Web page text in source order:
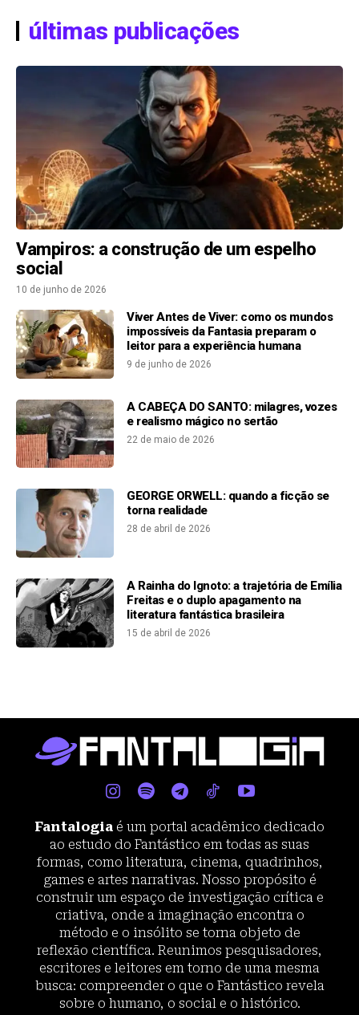
últimas publicações
Vampiros: a construção de um espelho
social
10 de junho de 2026
Viver Antes de Viver: como os mundos
impossíveis da Fantasia preparam o
leitor para a experiência humana
9 de junho de 2026
A CABEÇA DO SANTO: milagres, vozes
e realismo mágico no sertão
22 de maio de 2026
GEORGE ORWELL: quando a ficção se
torna realidade
28 de abril de 2026
A Rainha do Ignoto: a trajetória de Emília
Freitas e o duplo apagamento na
literatura fantástica brasileira
15 de abril de 2026
Fantalogia é um portal acadêmico dedicado
ao estudo do Fantástico em todas as suas
formas, como literatura, cinema, quadrinhos,
games e artes narrativas. Nosso propósito é
construir um espaço de investigação crítica e
criativa, onde a imaginação encontra o
método e o insólito se torna objeto de
reflexão científica. Reunimos pesquisadores,
escritores e leitores em torno de uma mesma
busca: compreender o que o Fantástico revela
sobre o humano, o social e o histórico.